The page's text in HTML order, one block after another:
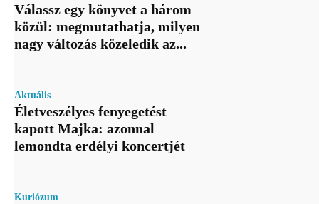
Válassz egy könyvet a három
közül: megmutathatja, milyen
nagy változás közeledik az...
Aktuális
Életveszélyes fenyegetést
kapott Majka: azonnal
lemondta erdélyi koncertjét
Kuriózum